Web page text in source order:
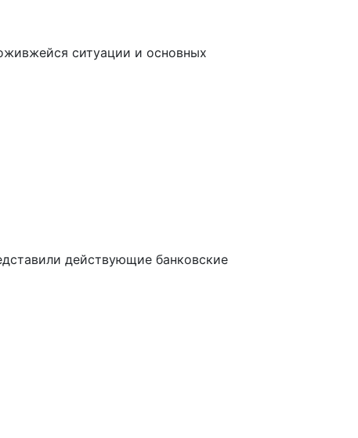
ситуации и основных
действующие банковские